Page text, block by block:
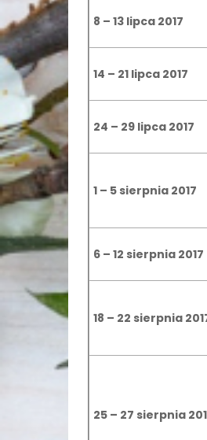
8 – 13 lipca 2017
14 – 21 lipca 2017
24 – 29 lipca 2017
1 – 5 sierpnia 2017
6 – 12 sierpnia 2017
18 – 22 sierpnia
25 – 27 sierpnia